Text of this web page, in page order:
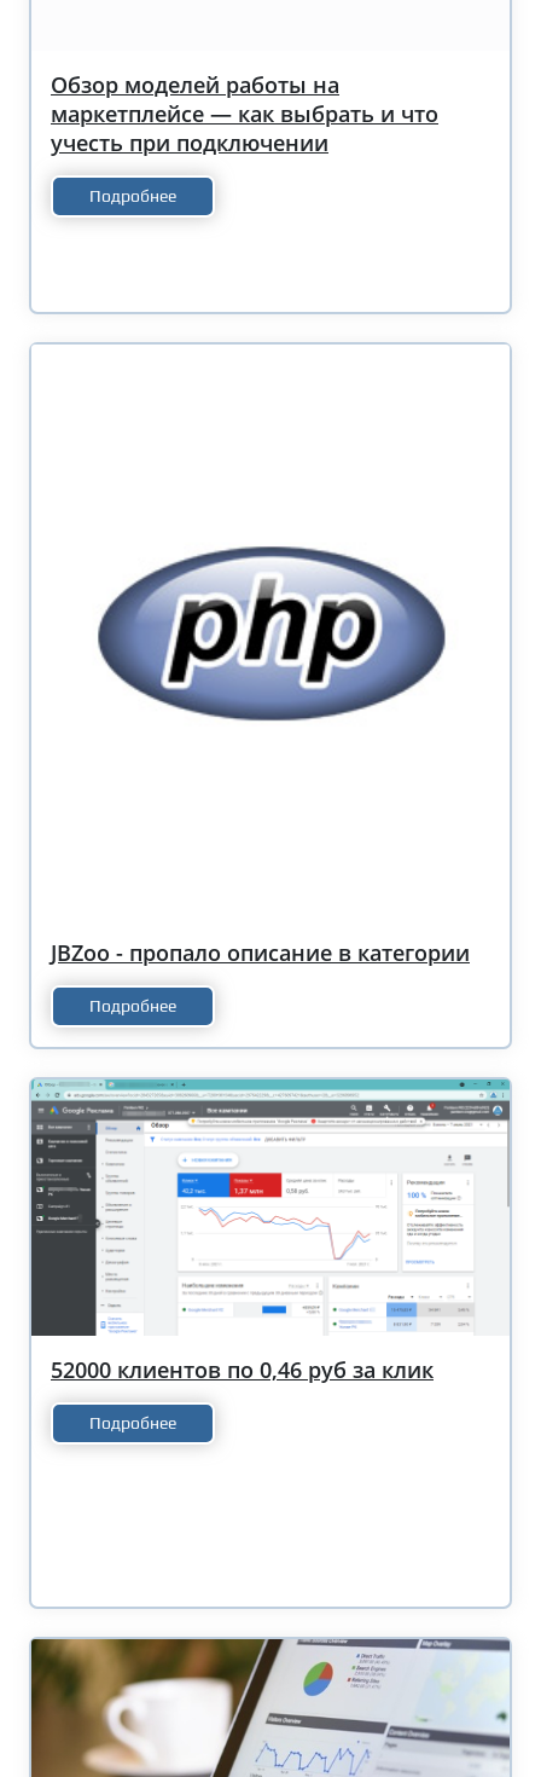
Обзор моделей работы на
маркетплейсе — как выбрать и что
учесть при подключении
Подробнее
JBZoo - пропало описание в категории
Подробнее
52000 клиентов по 0,46 руб за клик
Подробнее